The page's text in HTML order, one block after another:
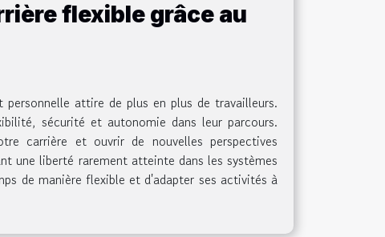
flexible grâce au
attire de plus en plus de travailleurs.
sécurité et autonomie dans leur parcours.
carrière et ouvrir de nouvelles perspectives
une liberté rarement atteinte dans les systèmes
de manière flexible et d'adapter ses activités à